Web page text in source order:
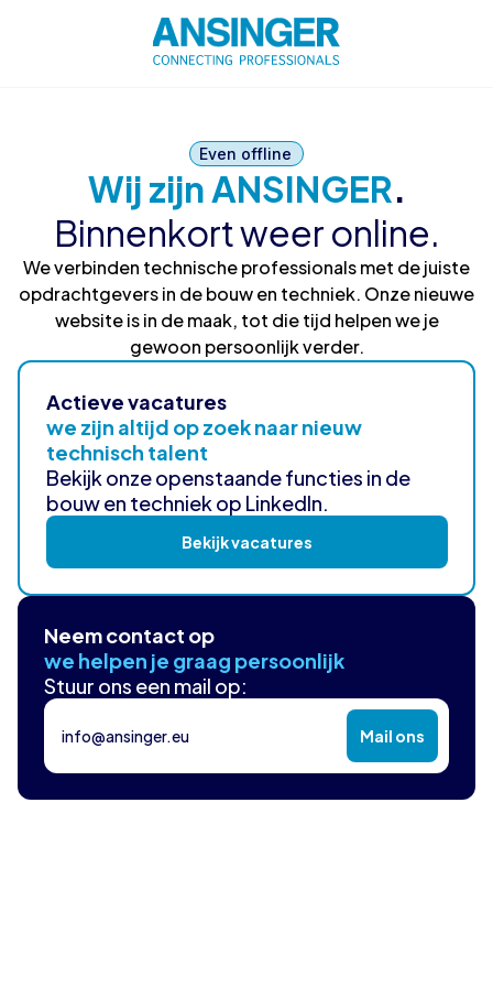
Even offline
Wij zijn ANSINGER.
Binnenkort weer online.
We verbinden technische professionals met de juiste
opdrachtgevers in de bouw en techniek. Onze nieuwe
website is in de maak, tot die tijd helpen we je
gewoon persoonlijk verder.
Actieve vacatures
we zijn altijd op zoek naar nieuw
technisch talent
Bekijk onze openstaande functies in de
bouw en techniek op LinkedIn.
Bekijk vacatures
Neem contact op
we helpen je graag persoonlijk
Stuur ons een mail op:
info@ansinger.eu Mail ons